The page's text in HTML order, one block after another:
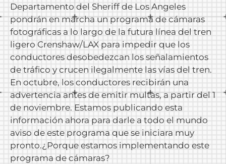
Departamento del Sheriff de Los Angeles
pondrán en marcha un programa de cámaras
fotográficas a lo largo de la futura línea del tren
ligero Crenshaw/LAX para impedir que los
conductores desobedezcan los señalamientos
de tráfico y crucen ilegalmente las vías del tren.
En octubre, los conductores recibirán una
advertencia antes de emitir multas, a partir del 1
de noviembre. Estamos publicando esta
información ahora para darle a todo el mundo
aviso de este programa que se iniciara muy
pronto.¿Porque estamos implementando este
programa de cámaras?